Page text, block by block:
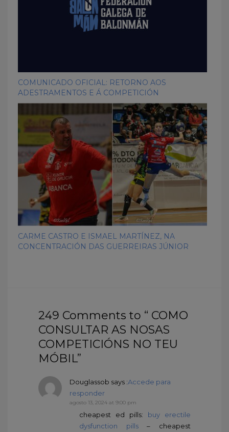
COMUNICADO OFICIAL: RETORNO AOS
ADESTRAMENTOS E Á COMPETICIÓN
CARME CASTRO E ISMAEL MARTÍNEZ, NA
CONCENTRACIÓN DAS GUERREIRAS JÚNIOR
249 Comments to “ COMO
CONSULTAR AS NOSAS
COMPETICIÓNS NO TEU
MÓBIL”
Douglassob says :Accede para
responder
agosto 13, 2024 at 9:00 pm
cheapest ed pills: buy erectile
dysfunction pills– cheapest